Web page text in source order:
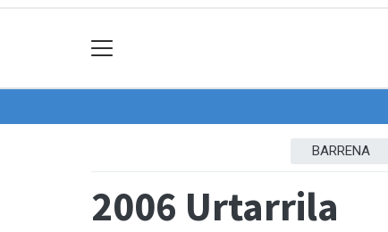
BARRENA
2006 Urtarrila